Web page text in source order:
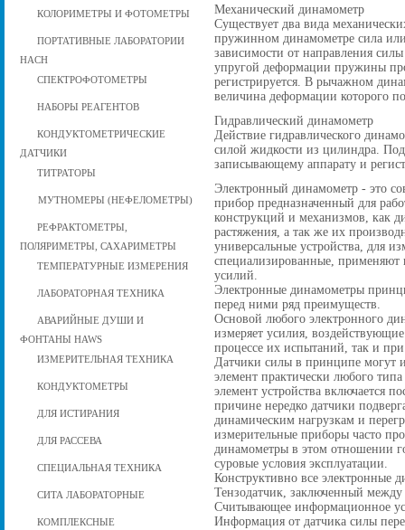
КОЛОРИМЕТРЫ И ФОТОМЕТРЫ
ПОРТАТИВНЫЕ ЛАБОРАТОРИИ
HACH
СПЕКТРОФОТОМЕТРЫ
НАБОРЫ РЕАГЕНТОВ
КОНДУКТОМЕТРИЧЕСКИЕ
ДАТЧИКИ
ТИТРАТОРЫ
МУТНОМЕРЫ (НЕФЕЛОМЕТРЫ)
РЕФРАКТОМЕТРЫ,
ПОЛЯРИМЕТРЫ, САХАРИМЕТРЫ
ТЕМПЕРАТУРНЫЕ ИЗМЕРЕНИЯ
ЛАБОРАТОРНАЯ ТЕХНИКА
АВАРИЙНЫЕ ДУШИ И
ФОНТАНЫ HAWS
ИЗМЕРИТЕЛЬНАЯ ТЕХНИКА
КОНДУКТОМЕТРЫ
ДЛЯ ИСТИРАНИЯ
ДЛЯ РАССЕВА
СПЕЦИАЛЬНАЯ ТЕХНИКА
СИТА ЛАБОРАТОРНЫЕ
КОМПЛЕКСНЫЕ
Механический динамометр
Существует два вида
пружинном динамометре сила
зависимости от направления
упругой деформации пружины
регистрируется. В рычажном
величина деформации которого
Гидравлический динамометр
Действие гидравлического
силой жидкости из цилиндра.
записывающему аппарату и
Электронный динамометр - это
прибор предназначенный для
конструкций и механизмов, как
растяжения, а так же их
универсальные устройства, для
специализированные,
усилий.
Электронные динамометры
перед ними ряд преимуществ.
Основой любого электронного
измеряет усилия,
процессе иx испытаний, так и
Датчики силы в принципе могут
элемент практически любого
элемент устройства включается
причине нередко датчики
динамическим нагрузкам и
измерительные приборы часто
динамометры в этом отношении
суровые условия эксплуатации.
Конструктивно все электронные
Тензодатчик, заключенный
Считывающее информационное
Информация от датчика силы